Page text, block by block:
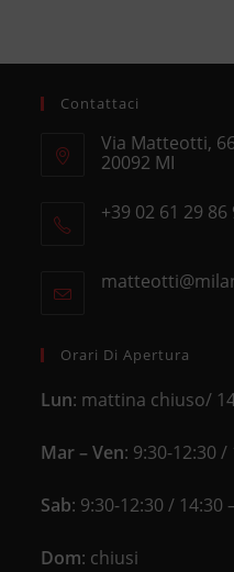
Contattaci
Via Matteotti,
20092 MI
in
+39 02 61 29 86
your
Orari Di Apertura
Lun: mattina chiuso/
Mar – Ven: 9:30-12:30 /
Sab: 9:30-12:30 / 14:30
Dom: chiusi